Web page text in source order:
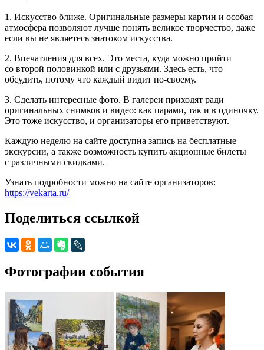
1. Искусство ближе. Оригинальные размеры картин и особая
атмосфера позволяют лучше понять великое творчество, даже
если вы не являетесь знатоком искусства.
2. Впечатления для всех. Это места, куда можно прийти
со второй половинкой или с друзьями. Здесь есть, что
обсудить, потому что каждый видит по-своему.
3. Сделать интересные фото. В галереи приходят ради
оригинальных снимков и видео: как парами, так и в одиночку.
Это тоже искусство, и организаторы его приветствуют.
Каждую неделю на сайте доступна запись на бесплатные
экскурсии, а также возможность купить акционные билеты
с различными скидками.
Узнать подробности можно на сайте организаторов:
https://vekarta.ru/
Поделиться ссылкой
Фотографии события